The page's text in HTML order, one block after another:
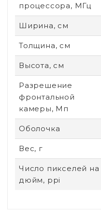
процессора, МГц
Ширина, см
Толщина, см
Высота, см
Разрешение
фронтальной
камеры, Мп
Оболочка
Вес, г
Число пикселей на
дюйм, ppi